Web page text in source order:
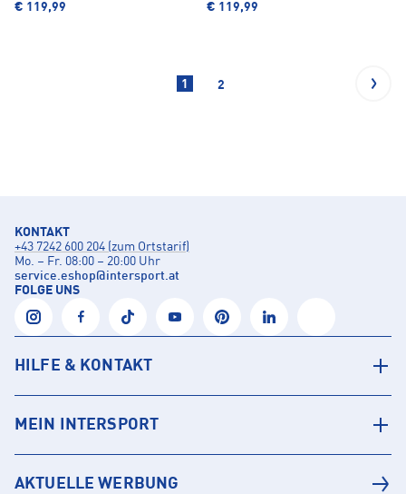
€ 119,99 € 119,99
1 2
KONTAKT
+43 7242 600 204 (zum Ortstarif)
Mo. – Fr. 08:00 – 20:00 Uhr
service.eshop@intersport.at
FOLGE UNS
HILFE & KONTAKT
MEIN INTERSPORT
AKTUELLE WERBUNG